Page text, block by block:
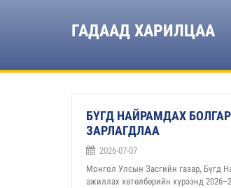
ГАДААД ХАРИЛЦАА
БҮГД НАЙРАМДАХ
ЗАРЛАГДЛАА
2026-07-07
Монгол Улсын Засгийн газар, Бүгд
ажиллах хөтөлбөрийн хүрээнд